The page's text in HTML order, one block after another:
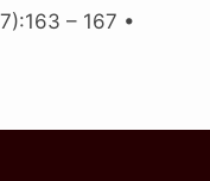
– 167 •